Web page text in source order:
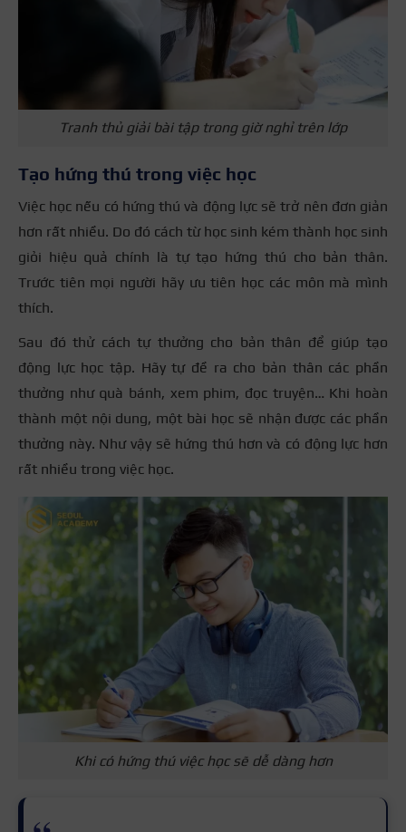
Tranh thủ giải bài tập trong giờ nghỉ trên lớp
Tạo hứng thú trong việc học
Việc học nếu có hứng thú và động lực sẽ trở nên đơn giản
hơn rất nhiều. Do đó cách từ học sinh kém thành học sinh
giỏi hiệu quả chính là tự tạo hứng thú cho bản thân.
Trước tiên mọi người hãy ưu tiên học các môn mà mình
thích.
Sau đó thử cách tự thưởng cho bản thân để giúp tạo
động lực học tập. Hãy tự đề ra cho bản thân các phần
thưởng như quà bánh, xem phim, đọc truyện… Khi hoàn
thành một nội dung, một bài học sẽ nhận được các phần
thưởng này. Như vậy sẽ hứng thú hơn và có động lực hơn
rất nhiều trong việc học.
Khi có hứng thú việc học sẽ dễ dàng hơn